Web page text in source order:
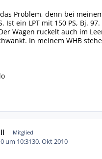
Problem, denn bei
Ist ein LPT mit 150 PS, Bj.
Wagen ruckelt auch im
In meinem WHB
Mitglied
um 10:3130. Okt 2010